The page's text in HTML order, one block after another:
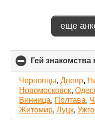
еще
Гей
Черновцы,Днепр,
Новомосковск,
Винница, Полтава,
Житомир,Луцк,